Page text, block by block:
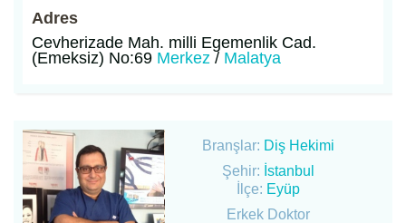
Adres
Cevherizade Mah. milli Egemenlik Cad.
(Emeksiz) No:69 Merkez / Malatya
Branşlar: Diş Hekimi
Şehir: İstanbul
İlçe: Eyüp
Erkek Doktor